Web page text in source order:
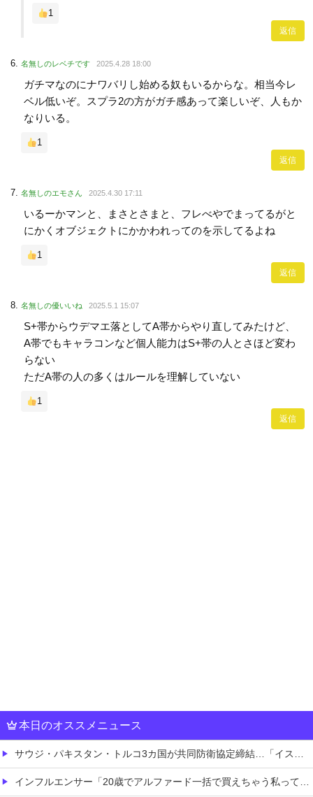
1
返信
名無しのレベチです 2025.4.28 18:00
ガチマなのにナワバリし始める奴もいるからな。相当今レ
ベル低いぞ。スプラ2の方がガチ感あって楽しいぞ、人もか
なりいる。
1
返信
名無しのエモさん 2025.4.30 17:11
いるーかマンと、まさとさまと、フレべやでまってるがと
にかくオブジェクトにかかわれってのを示してるよね
1
返信
名無しの優いいね 2025.5.1 15:07
S+帯からウデマエ落としてA帯からやり直してみたけど、
A帯でもキャラコンなど個人能力はS+帯の人とさほど変わ
らない
ただA帯の人の多くはルールを理解していない
1
返信
本日のオススメニュース
サウジ・パキスタン・トルコ3カ国が共同防衛協定締結…「イスラム版NATO」指摘も！
インフルエンサー「20歳でアルファード一括で買えちゃう私って素敵」